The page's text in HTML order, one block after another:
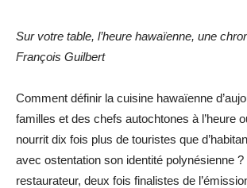
Sur votre table, l’heure hawaïenne, une
François Guilbert
Comment définir la cuisine hawaïenne
familles et des chefs autochtones à l’heure
nourrit dix fois plus de touristes que
avec ostentation son identité polynésienne ?
restaurateur, deux fois finalistes de